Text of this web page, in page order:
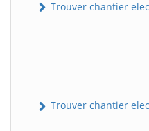
Trouver chantier
Trouver chantier